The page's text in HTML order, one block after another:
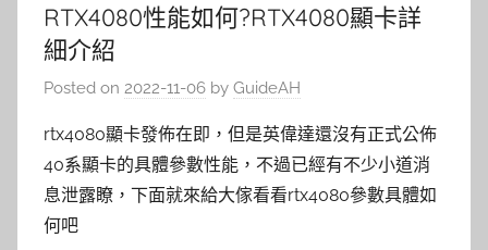
RTX4080性能如何?RTX4080顯卡詳
細介紹
Posted on 2022-11-06 by GuideAH
rtx4080顯卡發佈在即，但是英偉達還沒有正式公佈
40系顯卡的具體參數性能，不過已經有不少小道消
息泄露瞭，下面就來給大傢看看rtx4080參數具體如
何吧